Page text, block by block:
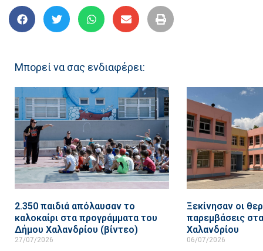
Μπορεί να σας ενδιαφέρει:
2.350 παιδιά απόλαυσαν το
καλοκαίρι στα προγράμματα του
Δήμου Χαλανδρίου (βίντεο)
27/07/2026
Ξεκίνησαν οι
παρεμβάσεις
Χαλανδρίου
06/07/2026